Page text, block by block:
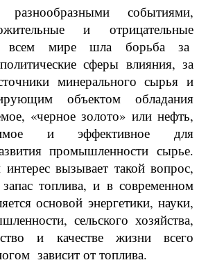
событиями,
и отрицательные
всем мире шла борьба за
сферы влияния, за
минерального сырья и
объектом обладания
«черное золото» или нефть,
и эффективное для
промышленности сырье.
вызывает такой вопрос,
топлива, и в современном
основой энергетики, науки,
сельского хозяйства,
и качестве жизни всего
зависит от топлива.